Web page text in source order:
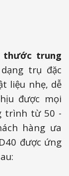
thước trung
trụ đặc
liệu nhẹ, dễ
được mọi
trình từ 50 -
hàng ưa
được ứng